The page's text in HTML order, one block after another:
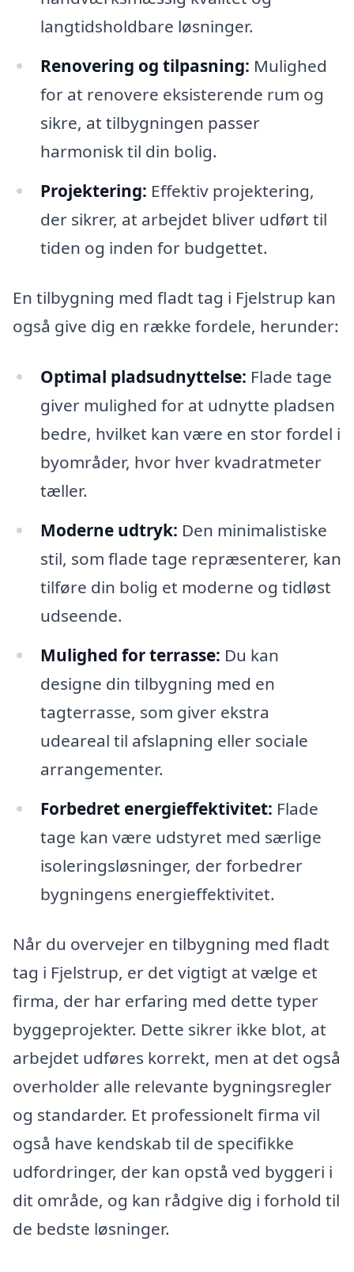
langtidsholdbare løsninger.
Renovering og tilpasning: Mulighed
for at renovere eksisterende rum og
sikre, at tilbygningen passer
harmonisk til din bolig.
Projektering: Effektiv projektering,
der sikrer, at arbejdet bliver udført til
tiden og inden for budgettet.
En tilbygning med fladt tag i Fjelstrup kan
også give dig en række fordele, herunder:
Optimal pladsudnyttelse: Flade tage
giver mulighed for at udnytte pladsen
bedre, hvilket kan være en stor fordel i
byområder, hvor hver kvadratmeter
tæller.
Moderne udtryk: Den minimalistiske
stil, som flade tage repræsenterer, kan
tilføre din bolig et moderne og tidløst
udseende.
Mulighed for terrasse: Du kan
designe din tilbygning med en
tagterrasse, som giver ekstra
udeareal til afslapning eller sociale
arrangementer.
Forbedret energieffektivitet: Flade
tage kan være udstyret med særlige
isoleringsløsninger, der forbedrer
bygningens energieffektivitet.
Når du overvejer en tilbygning med fladt
tag i Fjelstrup, er det vigtigt at vælge et
firma, der har erfaring med dette typer
byggeprojekter. Dette sikrer ikke blot, at
arbejdet udføres korrekt, men at det også
overholder alle relevante bygningsregler
og standarder. Et professionelt firma vil
også have kendskab til de specifikke
udfordringer, der kan opstå ved byggeri i
dit område, og kan rådgive dig i forhold til
de bedste løsninger.